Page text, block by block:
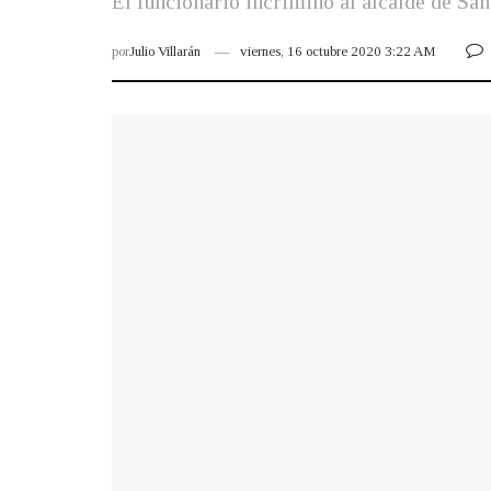
porJulio Villarán viernes, 16 octubre 2020 3:22 AM